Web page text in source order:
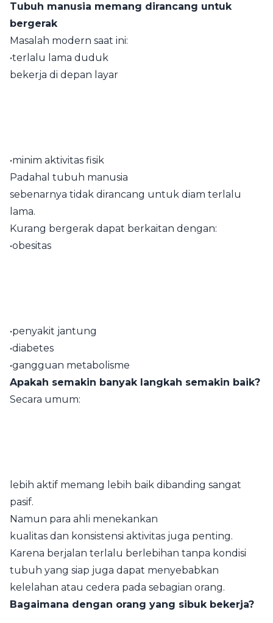
Tubuh manusia memang dirancang untuk
bergerak
Masalah modern saat ini:
•terlalu lama duduk
bekerja di depan layar
•minim aktivitas fisik
Padahal tubuh manusia
sebenarnya tidak dirancang untuk diam terlalu
lama.
Kurang bergerak dapat berkaitan dengan:
•obesitas
•penyakit jantung
•diabetes
•gangguan metabolisme
Apakah semakin banyak langkah semakin baik?
Secara umum:
lebih aktif memang lebih baik dibanding sangat
pasif.
Namun para ahli menekankan
kualitas dan konsistensi aktivitas juga penting.
Karena berjalan terlalu berlebihan tanpa kondisi
tubuh yang siap juga dapat menyebabkan
kelelahan atau cedera pada sebagian orang.
Bagaimana dengan orang yang sibuk bekerja?